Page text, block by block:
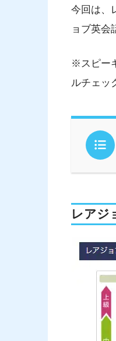
今回は、
ョブ英会
※スピー
ルチェッ
レアジ